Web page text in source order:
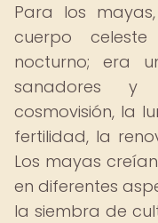
Para los
cuerpo
nocturno; era
sanadores y
cosmovisión, la
fertilidad, la
Los mayas
en diferentes
la siembra de